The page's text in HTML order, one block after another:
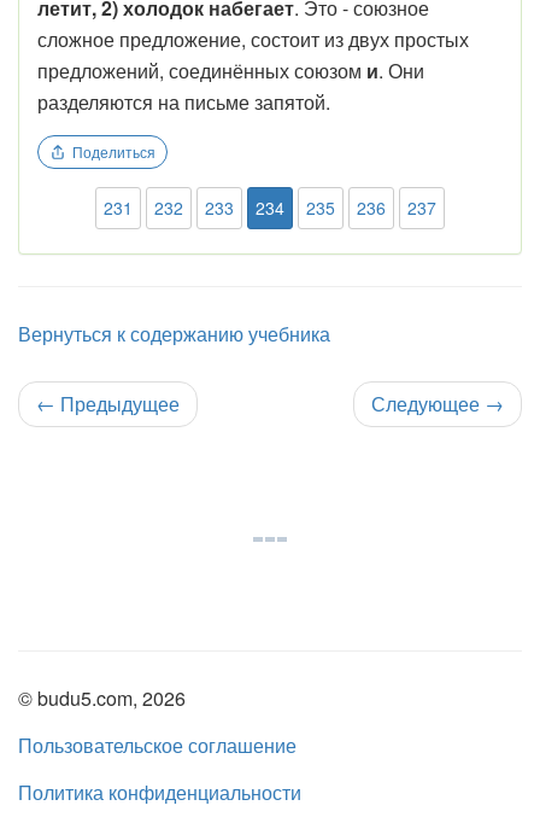
летит, 2) холодок набегает. Это - союзное
сложное предложение, состоит из двух простых
предложений, соединённых союзом и. Они
разделяются на письме запятой.
Поделиться
231 232 233 234 235 236 237
Вернуться к содержанию учебника
← Предыдущее Следующее →
© budu5.com, 2026
Пользовательское соглашение
Политика конфиденциальности